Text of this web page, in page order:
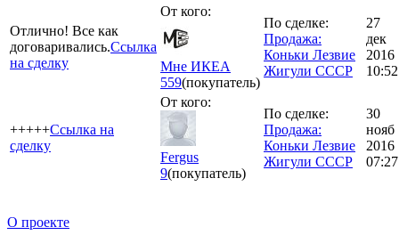
Отлично! Все как
договаривались.Ссылка
на сделку
От кого:
Мне ИКЕА
559(покупатель)
По сделке:
Продажа:
Коньки Лезвие
Жигули СССР
27
дек
2016
10:52
+++++Ссылка на
сделку
От кого:
Fergus
9(покупатель)
По сделке:
Продажа:
Коньки Лезвие
Жигули СССР
30
нояб
2016
07:27
О проекте